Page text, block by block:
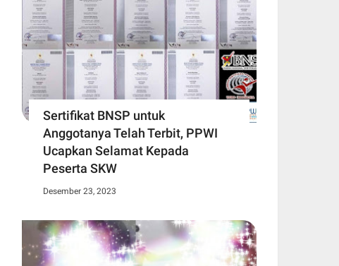
Sertifikat BNSP untuk
Anggotanya Telah Terbit, PPWI
Ucapkan Selamat Kepada
Peserta SKW
Desember 23, 2023